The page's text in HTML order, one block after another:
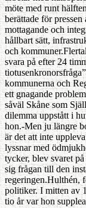
möte med runt
berättade för
mottagande och
hållbart sätt,
och
svara på efter 24
kommunerna och
ett gnagande
såväl Skåne som
dilemma uppstått i
hon.-Men ju längre
är det att inte
lyssnar med
tycker, blev svaret
sig frågan till den
regeringen.Hulthén,
politiker. I mitten av
tio år var hon